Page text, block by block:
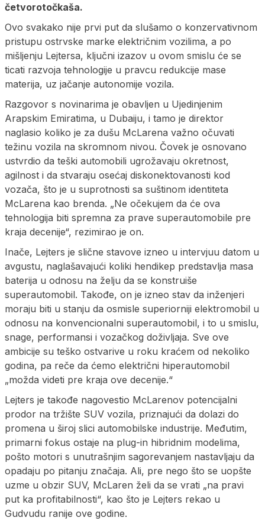
četvorotočkaša.
Ovo svakako nije prvi put da slušamo o konzervativnom
pristupu ostrvske marke električnim vozilima, a po
mišljenju Lejtersa, ključni izazov u ovom smislu će se
ticati razvoja tehnologije u pravcu redukcije mase
materija, uz jačanje autonomije vozila.
Razgovor s novinarima je obavljen u Ujedinjenim
Arapskim Emiratima, u Dubaiju, i tamo je direktor
naglasio koliko je za dušu McLarena važno očuvati
težinu vozila na skromnom nivou. Čovek je osnovano
ustvrdio da teški automobili ugrožavaju okretnost,
agilnost i da stvaraju osećaj diskonektovanosti kod
vozača, što je u suprotnosti sa suštinom identiteta
McLarena kao brenda. „Ne očekujem da će ova
tehnologija biti spremna za prave superautomobile pre
kraja decenije“, rezimirao je on.
Inače, Lejters je slične stavove izneo u intervjuu datom u
avgustu, naglašavajući koliki hendikep predstavlja masa
baterija u odnosu na želju da se konstruiše
superautomobil. Takođe, on je izneo stav da inženjeri
moraju biti u stanju da osmisle superiorniji elektromobil u
odnosu na konvencionalni superautomobil, i to u smislu,
snage, performansi i vozačkog doživljaja. Sve ove
ambicije su teško ostvarive u roku kraćem od nekoliko
godina, pa reče da ćemo električni hiperautomobil
„možda videti pre kraja ove decenije.“
Lejters je takođe nagovestio McLarenov potencijalni
prodor na tržište SUV vozila, priznajući da dolazi do
promena u široj slici automobilske industrije. Međutim,
primarni fokus ostaje na plug-in hibridnim modelima,
pošto motori s unutrašnjim sagorevanjem nastavljaju da
opadaju po pitanju značaja. Ali, pre nego što se uopšte
uzme u obzir SUV, McLaren želi da se vrati „na pravi
put ka profitabilnosti“, kao što je Lejters rekao u
Gudvudu ranije ove godine.